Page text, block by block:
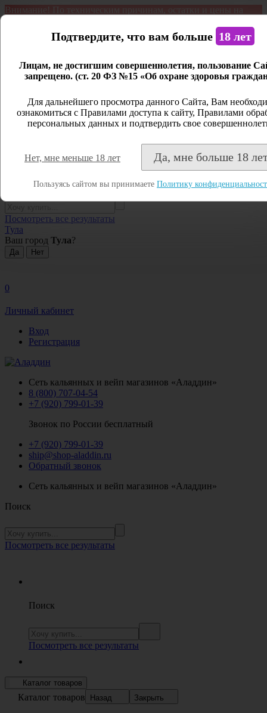
Внимание! По техническим причинам, остатки и цены на
является демонстрационным. Дистанционная продажа не
Открыть сайдбар
Личный кабинет
Закрыть
Регистрация
Посмотреть все результаты
Тула
Ваш город Тула?
0
Личный кабинет
Вход
Регистрация
Сеть кальянных и вейп магазинов «Аладдин»
8 (800) 707-04-54
+7 (920) 799-01-39
Звонок по России бесплатный
+7 (920) 799-01-39
ship@shop-aladdin.ru
Обратный звонок
Сеть кальянных и вейп магазинов «Аладдин»
Поиск
Посмотреть все результаты
Поиск
Посмотреть все результаты
Каталог товаров
Каталог товаров Назад Закрыть
Подтвердите, что вам больше 18 лет
Лицам, не достигшим совершеннолетия, пользование
запрещено. (ст. 20 ФЗ №15 «Об охране здоровья
Для дальнейшего просмотра данного Сайта, Вам
ознакомиться с Правилами доступа к сайту, Правилами
персональных данных и подтвердить свое
Нет, мне меньше 18 лет Да, мне больше 18
Пользуясь сайтом вы принимаете Политику